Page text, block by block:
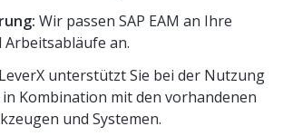
Wir passen SAP EAM an Ihre
Arbeitsabläufe an.
LeverX unterstützt Sie bei der Nutzung
in Kombination mit den vorhandenen
und Systemen.